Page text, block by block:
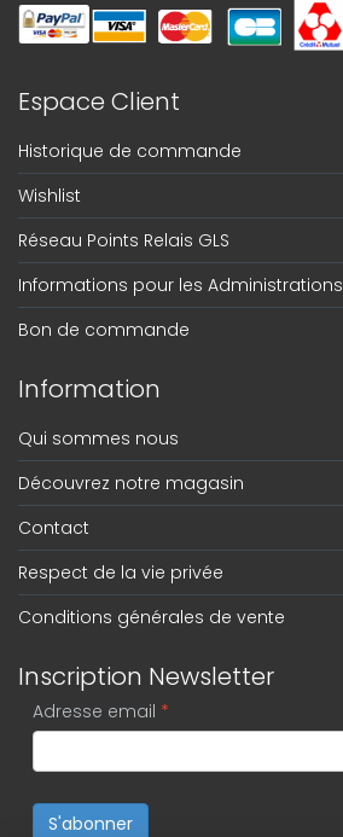
Espace Client
Historique de commande
Wishlist
Réseau Points Relais GLS
Informations pour les Administrations
Bon de commande
Information
Qui sommes nous
Découvrez notre magasin
Contact
Respect de la vie privée
Conditions générales de vente
Inscription Newsletter
Adresse email *
S'abonner